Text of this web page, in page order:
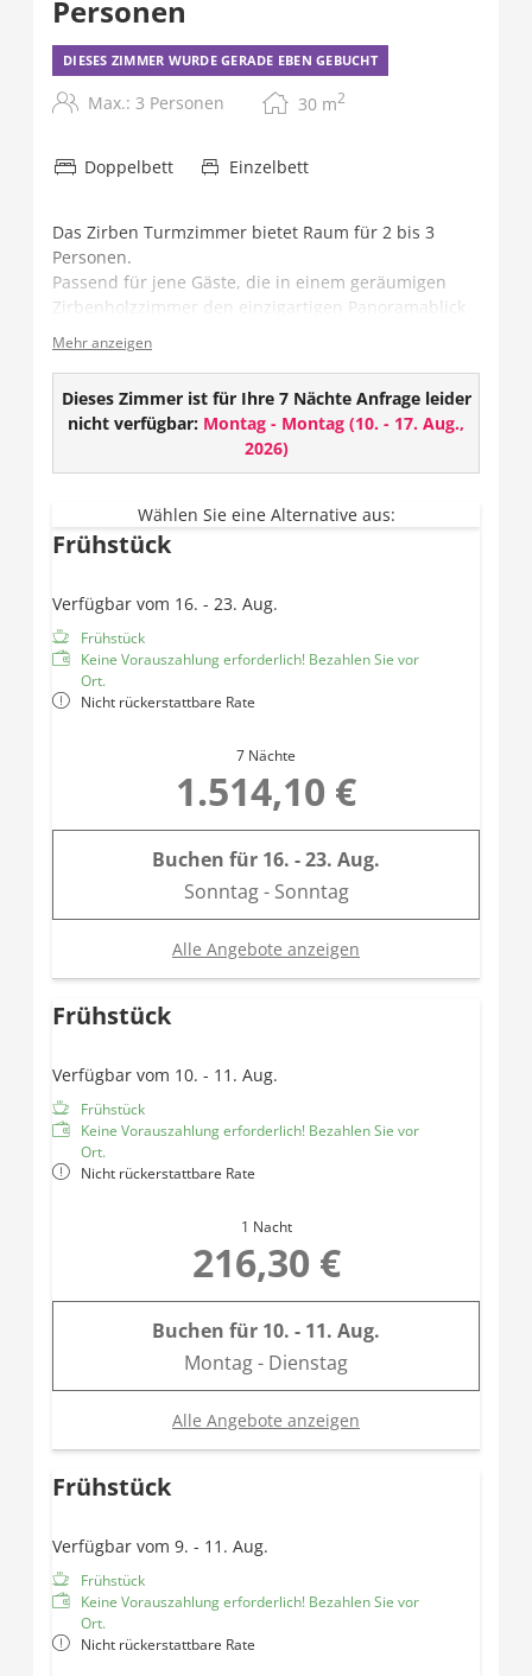
Personen
DIESES ZIMMER WURDE GERADE EBEN GEBUCHT
Max.: 3 Personen 30 m2
Doppelbett Einzelbett
Das Zirben Turmzimmer bietet Raum für 2 bis 3
Personen.
Passend für jene Gäste, die in einem geräumigen
Zirbenholzzimmer den einzigartigen Panoramablick
auf die Bergwelt des Grossarltals genießen wollen.
Ausstattung:
Gesund schlafen - im Zirbenholzbett
Holzboden
Flat TV mit über 100 Programmen
Telefon
Safe
Gemütliche Sitzgruppe im Erker
Nur 1 Turmzimmer hat ein extra fixes Einzelbett! Wir
können das daher nur direkt fix Zusagen ob dieses
auch frei oder das mit nur 1 Doppelbett.
Mehr anzeigen
Dieses Zimmer ist für Ihre 7 Nächte Anfrage leider
nicht verfügbar: Montag - Montag (10. - 17. Aug.,
2026)
Wählen Sie eine Alternative aus:
Frühstück
Verfügbar vom 16. - 23. Aug.
Frühstück
Keine Vorauszahlung erforderlich! Bezahlen Sie vor
Ort.
Nicht rückerstattbare Rate
7 Nächte
1.514,10 €
Buchen für 16. - 23. Aug.
Sonntag - Sonntag
Alle Angebote anzeigen
Frühstück
Verfügbar vom 10. - 11. Aug.
Frühstück
Keine Vorauszahlung erforderlich! Bezahlen Sie vor
Ort.
Nicht rückerstattbare Rate
1 Nacht
216,30 €
Buchen für 10. - 11. Aug.
Montag - Dienstag
Alle Angebote anzeigen
Frühstück
Verfügbar vom 9. - 11. Aug.
Frühstück
Keine Vorauszahlung erforderlich! Bezahlen Sie vor
Ort.
Nicht rückerstattbare Rate